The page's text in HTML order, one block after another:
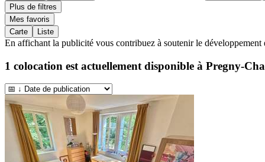
Plus de filtres
Mes favoris
Carte
Liste
En affichant la publicité vous contribuez à soutenir le
1 colocation est actuellement disponible à Pregny-